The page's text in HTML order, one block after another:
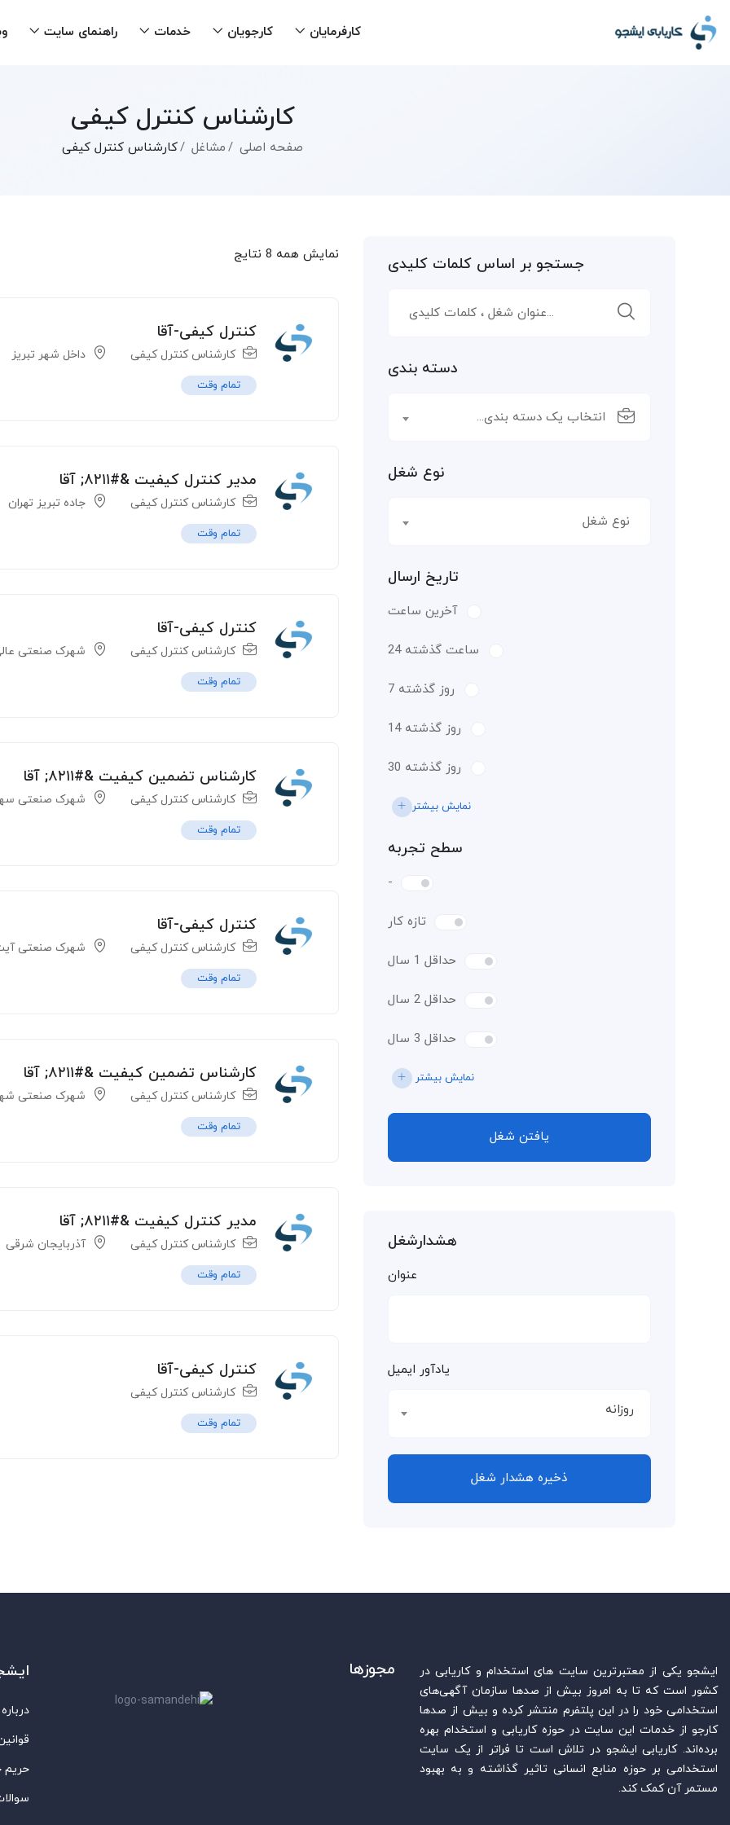
کارفرمایان کارجویان خدمات راهنمای سایت
کارشناس کنترل کیفی
صفحه اصلی مشاغل کارشناس کنترل کیفی
جستجو بر اساس کلمات کلیدی
دسته بندی
انتخاب یک دسته بندی...
نوع شغل
نوع شغل
تاریخ ارسال
آخرین ساعت
24 ساعت گذشته
7 روز گذشته
14 روز گذشته
30 روز گذشته
نمایش بیشتر
سطح تجربه
-
تازه کار
حداقل 1 سال
حداقل 2 سال
حداقل 3 سال
نمایش بیشتر
یافتن شغل
هشدارشغل
عنوان
یادآور ایمیل
روزانه
ذخیره هشدار شغل
نمایش همه 8 نتایج
کنترل کیفی-آقا
کارشناس کنترل کیفی داخل شهر تبریز
تمام وقت
مدیر کنترل کیفیت &#۸۲۱۱; آقا
کارشناس کنترل کیفی جاده تبریز تهران
تمام وقت
کنترل کیفی-آقا
کارشناس کنترل کیفی شهرک صنعتی
تمام وقت
کارشناس تضمین کیفیت &#۸۲۱۱; آقا
کارشناس کنترل کیفی شهرک صنعتی
تمام وقت
کنترل کیفی-آقا
کارشناس کنترل کیفی شهرک صنعتی
تمام وقت
کارشناس تضمین کیفیت &#۸۲۱۱; آقا
کارشناس کنترل کیفی شهرک صنعتی
تمام وقت
مدیر کنترل کیفیت &#۸۲۱۱; آقا
کارشناس کنترل کیفی آذربایجان شرقی
تمام وقت
کنترل کیفی-آقا
کارشناس کنترل کیفی
تمام وقت
ایشجو یکی از معتبرترین سایت‌ های استخدام و کاریابی در
کشور است که تا به امروز بیش از صدها سازمان آگهی‌های
استخدامی خود را در این پلتفرم منتشر کرده و بیش از صدها
کارجو از خدمات این سایت در حوزه کاریابی و استخدام بهره
برده‌اند. کاریابی ایشجو در تلاش است تا فراتر از یک سایت
استخدامی بر حوزه منابع انسانی تاثیر گذاشته و به بهبود
مستمر آن کمک کند.
مجوزها